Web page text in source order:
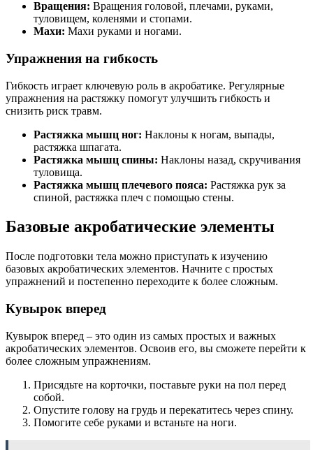
Вращения: Вращения головой, плечами, руками,
туловищем, коленями и стопами.
Махи: Махи руками и ногами.
Упражнения на гибкость
Гибкость играет ключевую роль в акробатике. Регулярные
упражнения на растяжку помогут улучшить гибкость и
снизить риск травм.
Растяжка мышц ног: Наклоны к ногам, выпады,
растяжка шпагата.
Растяжка мышц спины: Наклоны назад, скручивания
туловища.
Растяжка мышц плечевого пояса: Растяжка рук за
спиной, растяжка плеч с помощью стены.
Базовые акробатические элементы
После подготовки тела можно приступать к изучению
базовых акробатических элементов. Начните с простых
упражнений и постепенно переходите к более сложным.
Кувырок вперед
Кувырок вперед – это один из самых простых и важных
акробатических элементов. Освоив его, вы сможете перейти к
более сложным упражнениям.
Присядьте на корточки, поставьте руки на пол перед
собой.
Опустите голову на грудь и перекатитесь через спину.
Помогите себе руками и встаньте на ноги.